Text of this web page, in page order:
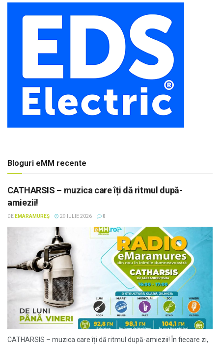
Bloguri eMM recente
CATHARSIS – muzica care îți dă ritmul după-
amiezii!
DE EMARAMUREȘ 29 IULIE 2026 0
CATHARSIS – muzica care îți dă ritmul după-amiezii! În fiecare zi,